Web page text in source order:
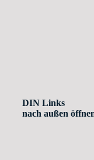
DIN Links
nach außen